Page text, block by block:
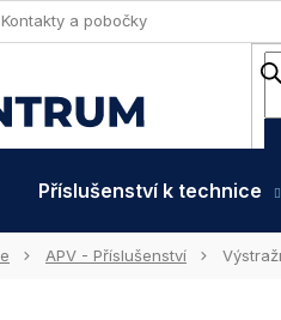
Kontakty a pobočky
Příslušenství k technice
APV - Příslušenství